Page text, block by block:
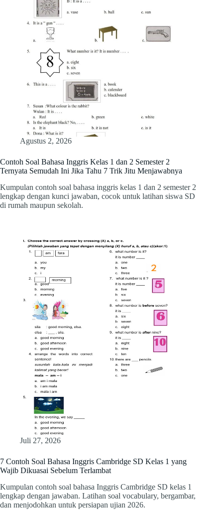
Agustus 2, 2026
Contoh Soal Bahasa Inggris Kelas 1 dan 2 Semester 2
Ternyata Semudah Ini Jika Tahu 7 Trik Jitu Menjawabnya
Kumpulan contoh soal bahasa inggris kelas 1 dan 2 semester 2
lengkap dengan kunci jawaban, cocok untuk latihan siswa SD
di rumah maupun sekolah.
Juli 27, 2026
7 Contoh Soal Bahasa Inggris Cambridge SD Kelas 1 yang
Wajib Dikuasai Sebelum Terlambat
Kumpulan contoh soal bahasa Inggris Cambridge SD kelas 1
lengkap dengan jawaban. Latihan soal vocabulary, bergambar,
dan menjodohkan untuk persiapan ujian 2026.